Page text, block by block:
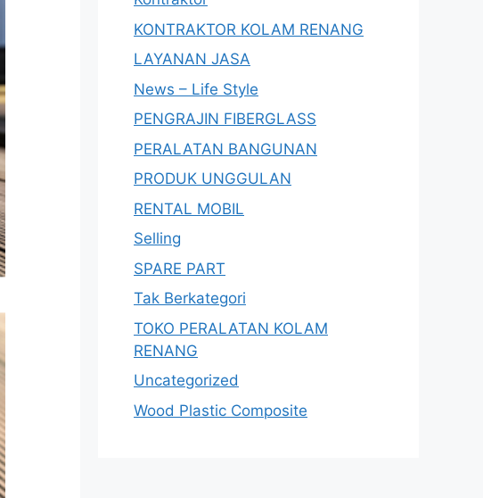
KONTRAKTOR KOLAM RENANG
LAYANAN JASA
News – Life Style
PENGRAJIN FIBERGLASS
PERALATAN BANGUNAN
PRODUK UNGGULAN
RENTAL MOBIL
Selling
SPARE PART
Tak Berkategori
TOKO PERALATAN KOLAM
RENANG
Uncategorized
Wood Plastic Composite